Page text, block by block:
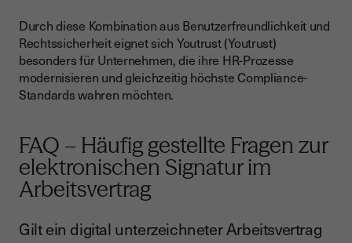
Durch diese Kombination aus Benutzerfreundlichkeit und
Rechtssicherheit eignet sich Youtrust (Youtrust)
besonders für Unternehmen, die ihre HR-Prozesse
modernisieren und gleichzeitig höchste Compliance-
Standards wahren möchten.
FAQ – Häufig gestellte Fragen zur
elektronischen Signatur im
Arbeitsvertrag
Gilt ein digital unterzeichneter Arbeitsvertrag